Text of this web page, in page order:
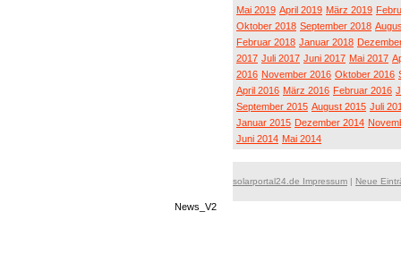
Mai 2019 April 2019 März 2019
Oktober 2018 September 2018
Februar 2018 Januar 2018
2017 Juli 2017 Juni 2017 Mai 2017
2016 November 2016 Oktober 2016
April 2016 März 2016 Februar 2016
September 2015 August 2015 Juli
Januar 2015 Dezember 2014
Juni 2014 Mai 2014
solarportal24.de Impressum | Neue
News_V2